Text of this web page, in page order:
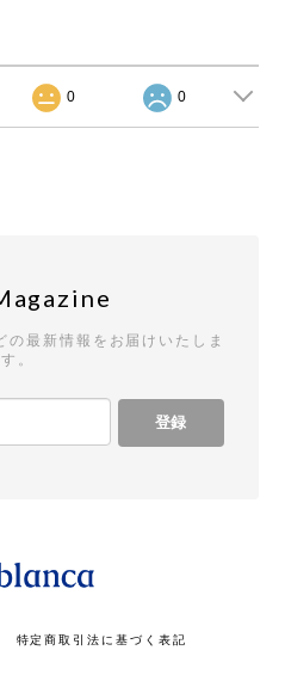
0 0
の最新情報をお届けいたしま
す。
登録
特定商取引法に基づく表記